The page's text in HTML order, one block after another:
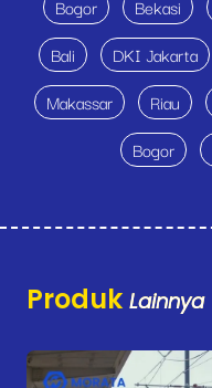
Bogor
Bekasi
Bali
DKI Jakarta
Makassar
Riau
Bogor
Produk Lainnya